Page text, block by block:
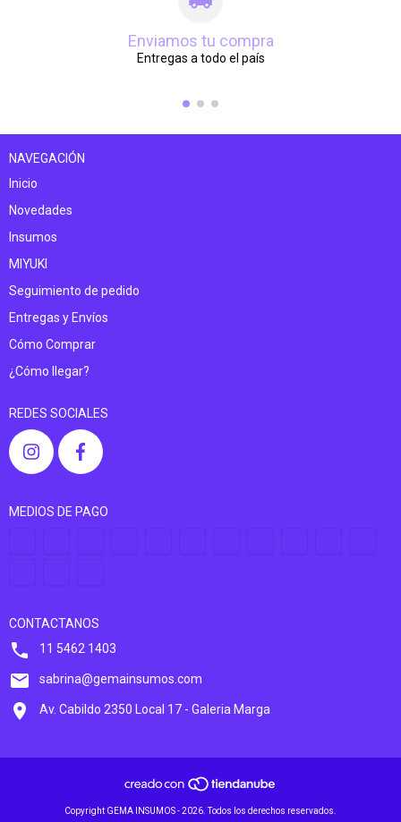
Enviamos tu compra
Entregas a todo el país
NAVEGACIÓN
Inicio
Novedades
Insumos
MIYUKI
Seguimiento de pedido
Entregas y Envíos
Cómo Comprar
¿Cómo llegar?
REDES SOCIALES
MEDIOS DE PAGO
CONTACTANOS
11 5462 1403
sabrina@gemainsumos.com
Av. Cabildo 2350 Local 17 - Galeria Marga
Copyright GEMA INSUMOS - 2026. Todos los derechos reservados.